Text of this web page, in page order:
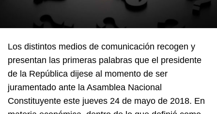
Los distintos medios de comunicación recogen y
presentan las primeras palabras que el presidente
de la República dijese al momento de ser
juramentado ante la Asamblea Nacional
Constituyente este jueves 24 de mayo de 2018. En